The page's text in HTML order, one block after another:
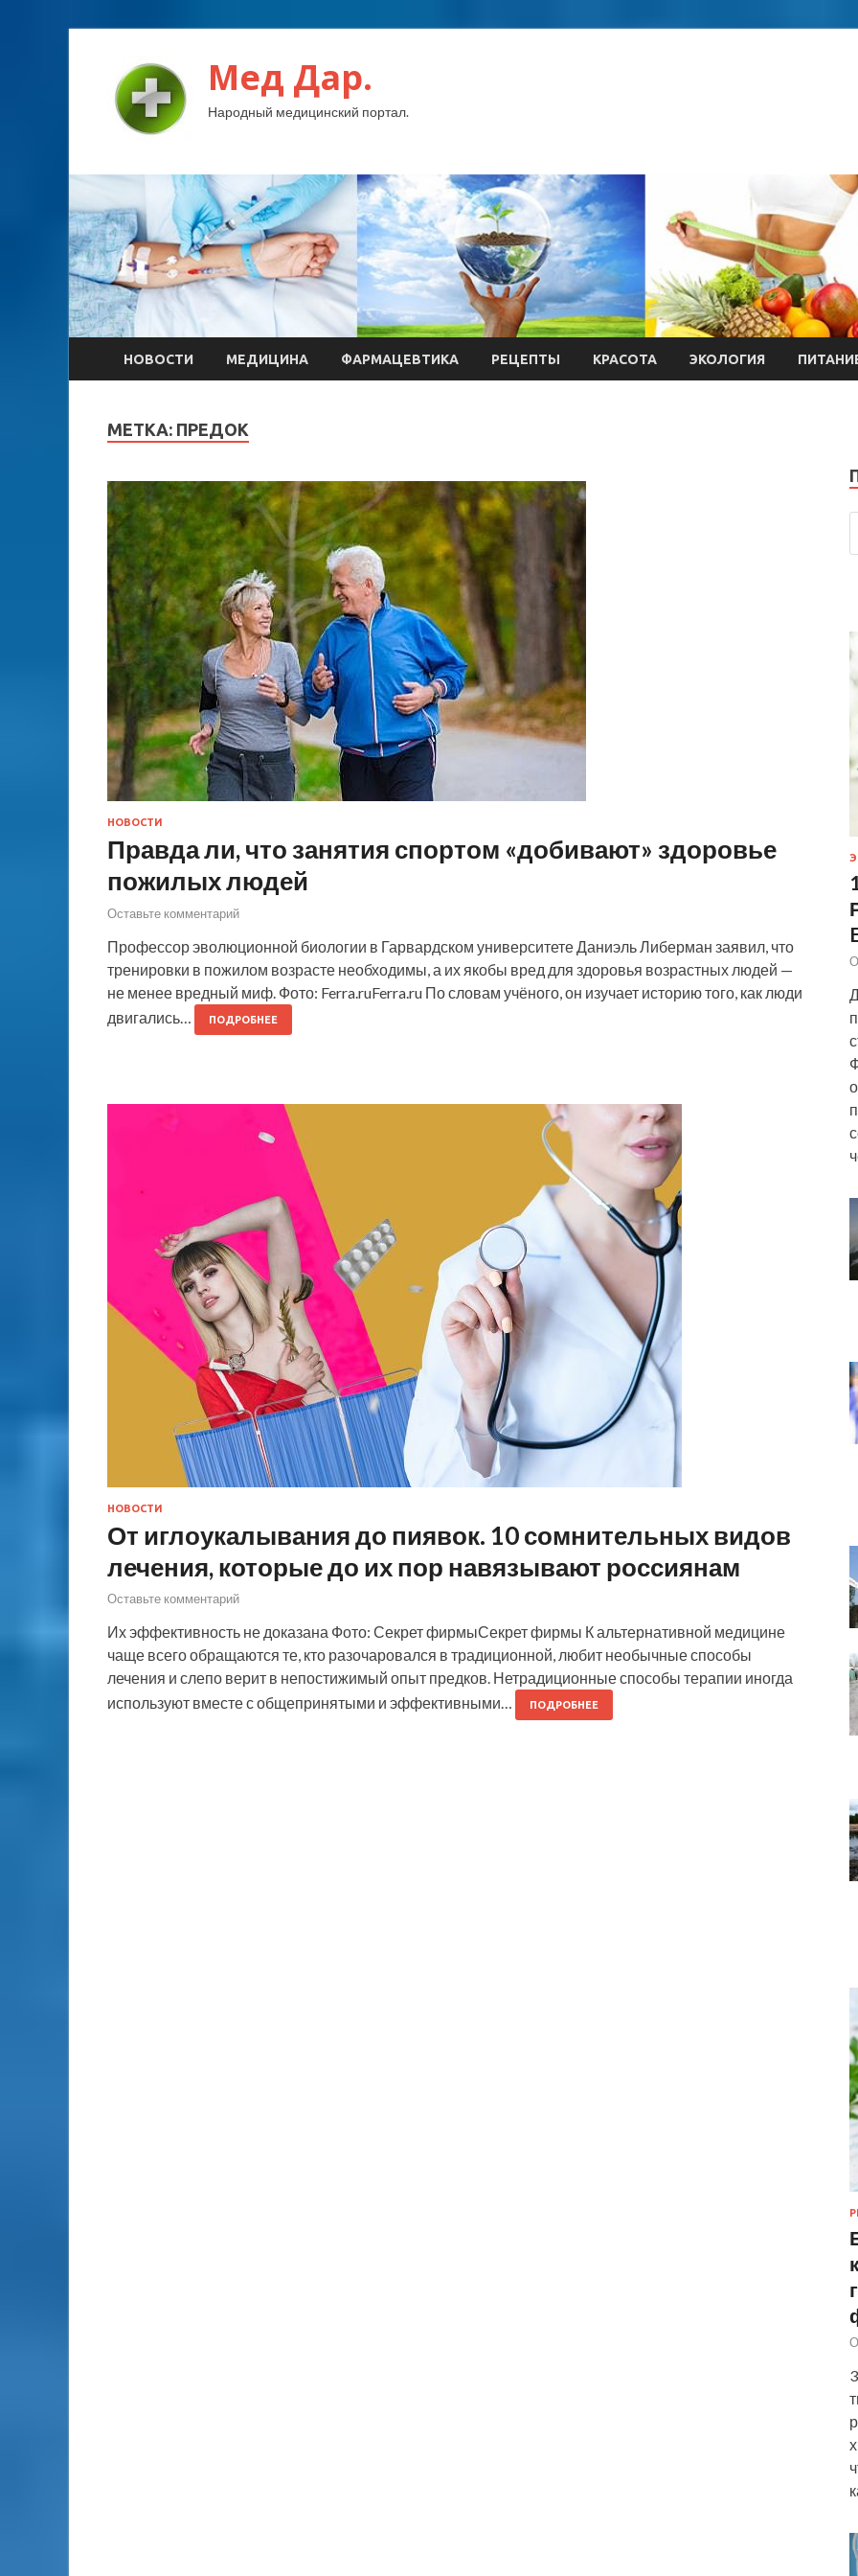
Мед Дар.
Народный медицинский портал.
НОВОСТИ МЕДИЦИНА ФАРМАЦЕВТИКА РЕЦЕПТЫ КРАСОТА ЭКОЛОГИЯ
МЕТКА: ПРЕДОК
НОВОСТИ
Правда ли, что занятия спортом «добивают» здоровье
пожилых людей
Оставьте комментарий
Профессор эволюционной биологии в Гарвардском университете Даниэль Либерман заявил, что
тренировки в пожилом возрасте необходимы, а их якобы вред для здоровья возрастных людей —
не менее вредный миф. Фото: Ferra.ruFerra.ru По словам учёного, он изучает историю того, как люди
двигались…
ПОДРОБНЕЕ
НОВОСТИ
От иглоукалывания до пиявок. 10 сомнительных видов
лечения, которые до их пор навязывают россиянам
Оставьте комментарий
Их эффективность не доказана Фото: Секрет фирмыСекрет фирмы К альтернативной медицине
чаще всего обращаются те, кто разочаровался в традиционной, любит необычные способы
лечения и слепо верит в непостижимый опыт предков. Нетрадиционные способы терапии иногда
используют вместе с общепринятыми и эффективными…
ПОДРОБНЕЕ